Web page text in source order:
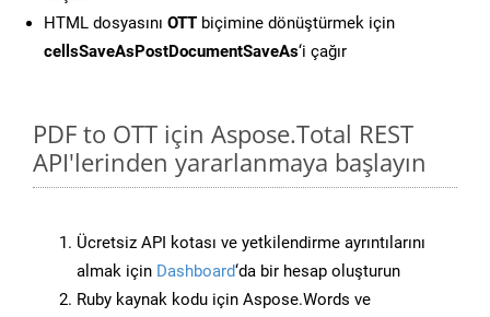
HTML dosyasını OTT biçimine dönüştürmek için
cellsSaveAsPostDocumentSaveAs‘i çağır
PDF to OTT için Aspose.Total REST
API'lerinden yararlanmaya başlayın
Ücretsiz API kotası ve yetkilendirme ayrıntılarını
almak için Dashboard‘da bir hesap oluşturun
Ruby kaynak kodu için Aspose.Words ve